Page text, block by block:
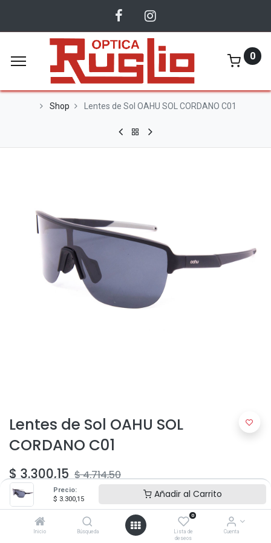
Precio:
$ 3.300,15 Añadir al Carrito
Inicio Búsqueda
0
Lista de
deseos
Cuenta
0
Shop Lentes de Sol OAHU SOL CORDANO C01
Lentes de Sol OAHU SOL
CORDANO C01
$3.300,15 $4.714,50